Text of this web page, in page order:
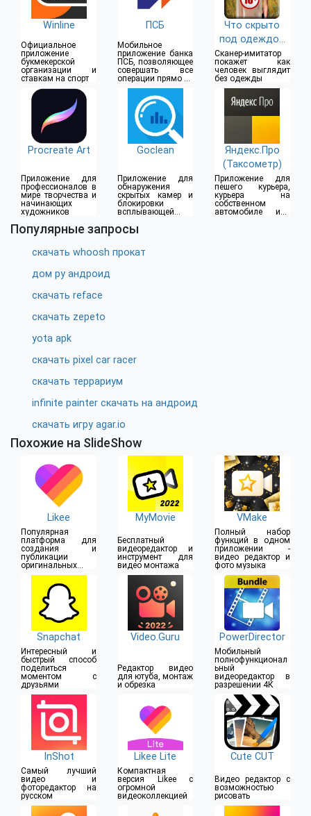
Winline
Официальное
приложение
букмекерской
организации и
ставкам на спорт
ПСБ
Мобильное
приложение банка
ПСБ, позволяющее
совершать все
операции прямо из
дома
Что скрыто
под одеждой
(18+)
Сканер-имитатор
покажет как
человек выглядит
без одежды
Procreate Art
Приложение для
профессионалов в
мире творчества и
начинающих
художников
Goclean
Приложение для
обнаружения
скрытых камер и
блокировки
всплывающей
Яндекс.Про
(Таксометр)
Приложение для
пешего курьера,
курьера на
собственном
автомобиле или
Популярные запросы
скачать whoosh прокат
дом ру андроид
скачать reface
скачать zepeto
yota apk
скачать pixel car racer
скачать террариум
infinite painter скачать на андроид
скачать игру agar.io
Похожие на SlideShow
Likee
Популярная
платформа для
создания и
публикации
оригинальных
видео
MyMovie
Бесплатный
видеоредактор и
инструмент для
видео монтажа
VMake
Полный набор
функций в одном
приложении -
видео редактор и
фото музыка
Snapchat
Интересный и
быстрый способ
поделиться
моментом с
друзьями
Video.Guru
Редактор видео
для ютуба, монтаж
и обрезка
PowerDirector
Мобильный
полнофункционал
ьный
видеоредактор в
разрешении 4К
InShot
Самый лучший
видео и
фоторедактор на
русском
Likee Lite
Компактная
версия Likee с
огромной
видеоколлекцией
Cute CUT
Видео редактор с
возможностью
рисовать